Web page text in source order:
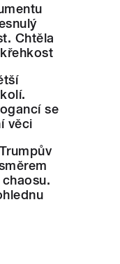
Chtěla
se
věci